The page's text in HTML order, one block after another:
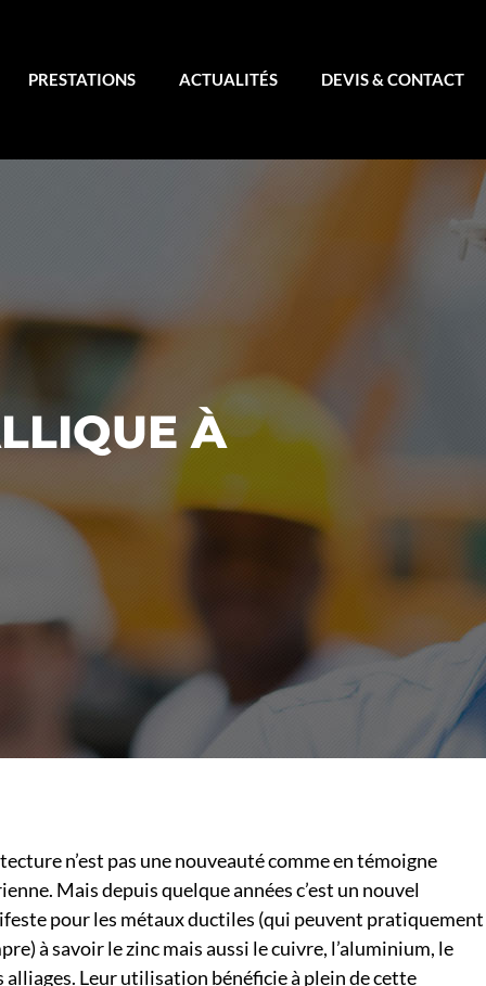
PRESTATIONS ACTUALITÉS DEVIS & CONTACT
À
n’est pas une nouveauté comme en témoigne
Mais depuis quelque années c’est un nouvel
pour les métaux ductiles (qui peuvent pratiquement
à savoir le zinc mais aussi le cuivre, l’aluminium, le
Leur utilisation bénéficie à plein de cette